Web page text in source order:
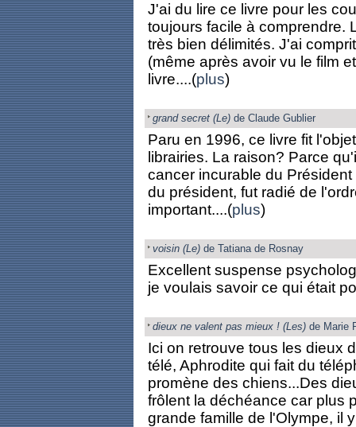
J'ai du lire ce livre pour les
toujours facile à comprendre.
très bien délimités. J'ai
(même après avoir vu le film
livre....(plus)
grand secret (Le)de Claude Gublier
Paru en 1996, ce livre fit
librairies. La raison? Parce
cancer incurable du
du président, fut radié de
important....(plus)
voisin (Le)de Tatiana de Rosnay
Excellent suspense
je voulais savoir ce qui était
dieux ne valent pas mieux ! (Les)de Marie
Ici on retrouve tous les dieux
télé, Aphrodite qui fait du
promène des chiens...Des
frôlent la déchéance car plus
grande famille de l'Olympe, il